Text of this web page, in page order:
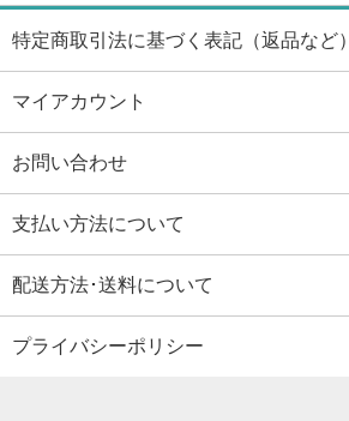
特定商取引法に基づく表記（返品など）
マイアカウント
お問い合わせ
支払い方法について
配送方法･送料について
プライバシーポリシー